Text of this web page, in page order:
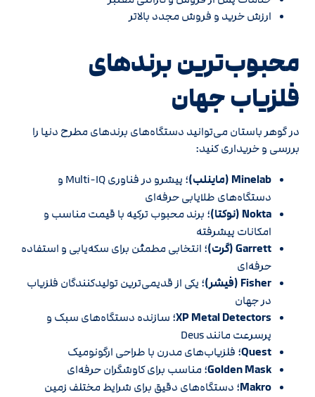
ارزش خرید و فروش مجدد بالاتر
محبوب‌ترین برندهای
فلزیاب جهان
در گوهر باستان می‌توانید دستگاه‌های برندهای مطرح دنیا را
بررسی و خریداری کنید:
Minelab (ماینلب)
؛ پیشرو در فناوری Multi-IQ و
دستگاه‌های طلایابی حرفه‌ای
Nokta (نوکتا)
؛ برند محبوب ترکیه با قیمت مناسب و
امکانات پیشرفته
Garrett (گرت)
؛ انتخابی مطمئن برای سکه‌یابی و استفاده
حرفه‌ای
Fisher (فیشر)
؛ یکی از قدیمی‌ترین تولیدکنندگان فلزیاب
در جهان
XP Metal Detectors؛ سازنده دستگاه‌های سبک و
پرسرعت مانند Deus
Quest؛ فلزیاب‌های مدرن با طراحی ارگونومیک
Golden Mask؛ مناسب برای کاوشگران حرفه‌ای
Makro؛ دستگاه‌های دقیق برای شرایط مختلف زمین